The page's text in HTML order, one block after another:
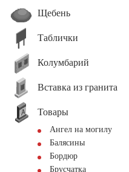
Щебень
Таблички
Колумбарий
Вставка из гранита
Товары
Ангел на могилу
Балясины
Бордюр
Брусчатка